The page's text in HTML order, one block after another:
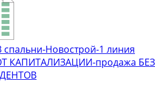
спальни-Новострой-1 линия
КАПИТАЛИЗАЦИИ-продажа БЕЗ